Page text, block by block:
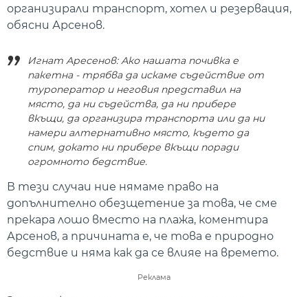
организирали транспорт, хотел и резервация,
обясни Арсенов.
Игнат Аресенов: Ако нашата почивка е
пакетна - трябва да искаме съдействие от
туроператор и неговия представил на
място, да ни съдейства, да ни прибере
вкъщи, да организира транспорта или да ни
намери алтернативно място, където да
спим, докато ни прибере вкъщи поради
огромното бедствие.
В тези случаи ние нямаме право на
допълнително обезщетение за това, че сме
прекара лошо вместо на плажа, коментира
Арсенов, а причината е, че това е природно
бедствие и няма как да се влияе на времето.
Реклама